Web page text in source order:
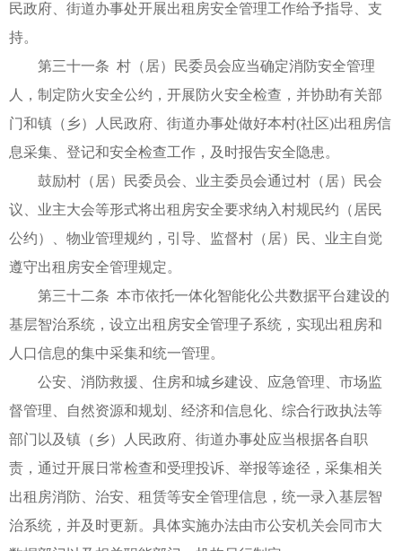
民政府、街道办事处开展出租房安全管理工作给予指导、支
持。
第三十一条 村（居）民委员会应当确定消防安全管理
人，制定防火安全公约，开展防火安全检查，并协助有关部
门和镇（乡）人民政府、街道办事处做好本村(社区)出租房信
息采集、登记和安全检查工作，及时报告安全隐患。
鼓励村（居）民委员会、业主委员会通过村（居）民会
议、业主大会等形式将出租房安全要求纳入村规民约（居民
公约）、物业管理规约，引导、监督村（居）民、业主自觉
遵守出租房安全管理规定。
第三十二条 本市依托一体化智能化公共数据平台建设的
基层智治系统，设立出租房安全管理子系统，实现出租房和
人口信息的集中采集和统一管理。
公安、消防救援、住房和城乡建设、应急管理、市场监
督管理、自然资源和规划、经济和信息化、综合行政执法等
部门以及镇（乡）人民政府、街道办事处应当根据各自职
责，通过开展日常检查和受理投诉、举报等途径，采集相关
出租房消防、治安、租赁等安全管理信息，统一录入基层智
治系统，并及时更新。具体实施办法由市公安机关会同市大